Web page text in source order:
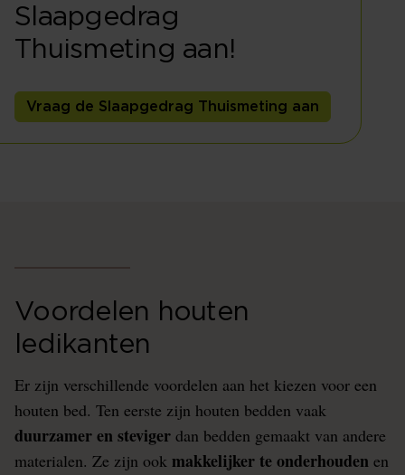
Slaapgedrag
Thuismeting aan!
Vraag de Slaapgedrag Thuismeting aan
Voordelen houten
ledikanten
Er zijn verschillende voordelen aan het kiezen voor een
houten bed. Ten eerste zijn houten bedden vaak
duurzamer en steviger dan bedden gemaakt van andere
materialen. Ze zijn ook makkelijker te onderhouden en